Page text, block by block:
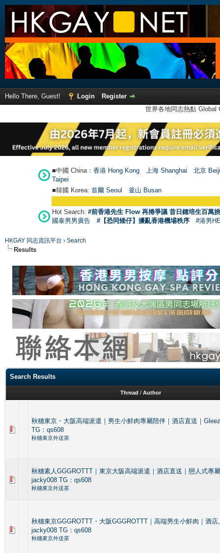
Hello There, Guest! Login
Register
世界各地同志熱點
■中國 China： 香港 Hong Kong 上海 Shanghai
北京
Taipei
■韓國 Korea: 首爾 Seoul 釜山 Busan
Hot Search: #前香港先生 Flow 再捲爭議 昔日鍾培生百萬
國泰男男廣告
#【恐同矮仔】擾亂香港機場秩序 #港男
HKGAY 同志資訊平台 › Search
Results
Search Results
Thread / Author
秋穗東京・大阪高端派遣｜男生小鮮肉專屬陪伴｜酒店直送｜
TG：qs608
秋穗東京外送茶
秋穗素人GGGROTTT｜東京大阪高端派遣｜酒店直送｜戀人式專
jacky008 TG：qs608
秋穗東京外送茶
秋穗東京GGGROTTT・大阪GGGROTTT｜高端男生小鮮肉｜酒
jacky008 TG：qs608
秋穗東京外送茶